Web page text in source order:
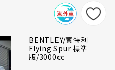
BENTLEY/賓特利
Flying Spur 標準
版/3000cc